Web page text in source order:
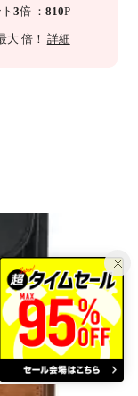
3倍 ： 810P
大 倍！ 詳細